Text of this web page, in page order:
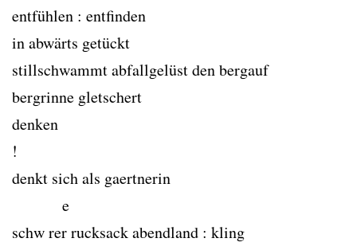
entfühlen : entfinden
in abwärts getückt
stillschwammt abfallgelüst den bergauf
bergrinne gletschert
denken
!
denkt sich als gaertnerin
e
schw rer rucksack abendland : kling